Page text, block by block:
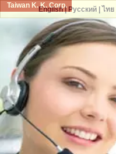
Taiwan K. K. Corp.
English| Русский| ไทย|